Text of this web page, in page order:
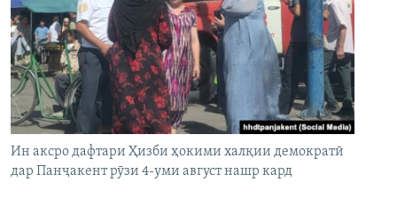
Ин аксро дафтари Ҳизби ҳокими халқии демократӣ
дар Панҷакент рӯзи 4-уми август нашр кард